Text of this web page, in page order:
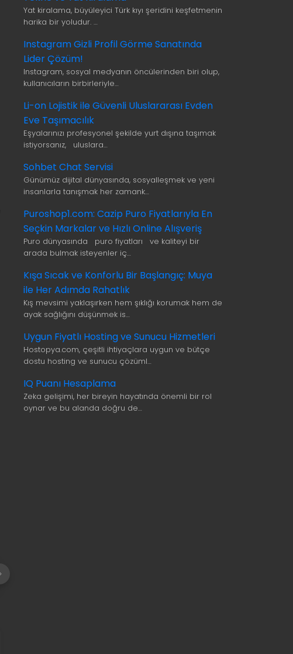
Yat kiralama, büyüleyici Türk kıyı şeridini keşfetmenin
harika bir yoludur. …
Instagram Gizli Profil Görme Sanatında
Lider Çözüm!
Instagram, sosyal medyanın öncülerinden biri olup,
kullanıcıların birbirleriyle…
Li-on Lojistik ile Güvenli Uluslararası Evden
Eve Taşımacılık
Eşyalarınızı profesyonel şekilde yurt dışına taşımak
istiyorsanız, uluslara…
Sohbet Chat Servisi
Günümüz dijital dünyasında, sosyalleşmek ve yeni
insanlarla tanışmak her zamank…
Puroshop1.com: Cazip Puro Fiyatlarıyla En
Seçkin Markalar ve Hızlı Online Alışveriş
Puro dünyasında puro fiyatları ve kaliteyi bir
arada bulmak isteyenler iç…
Kışa Sıcak ve Konforlu Bir Başlangıç: Muya
ile Her Adımda Rahatlık
Kış mevsimi yaklaşırken hem şıklığı korumak hem de
ayak sağlığını düşünmek is…
Uygun Fiyatlı Hosting ve Sunucu Hizmetleri
Hostopya.com, çeşitli ihtiyaçlara uygun ve bütçe
dostu hosting ve sunucu çözüml…
IQ Puanı Hesaplama
Zeka gelişimi, her bireyin hayatında önemli bir rol
oynar ve bu alanda doğru de…